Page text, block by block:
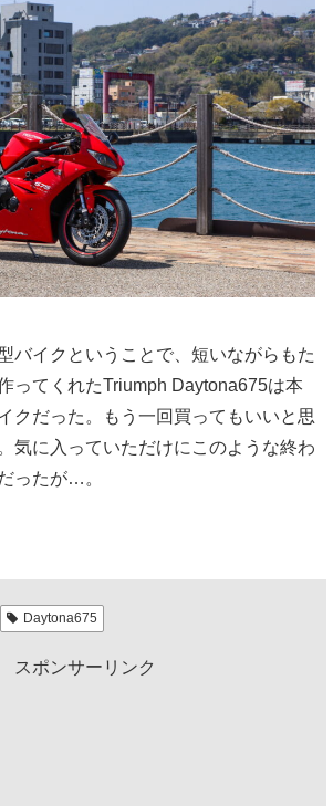
バイクということで、短いながらもた
ってくれたTriumph Daytona675は本
クだった。もう一回買ってもいいと思
気に入っていただけにこのような終わ
ったが…。
Daytona675
スポンサーリンク